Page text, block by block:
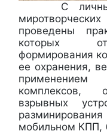
С личным
проведены
которых
формирования
ее охранения,
применением
комплексов,
взрывных
мобильном КПП,